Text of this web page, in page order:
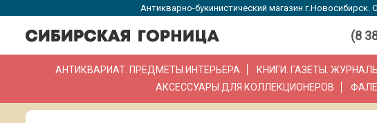
Антикварно-букинистический магазин
(8
АНТИКВАРИАТ. ПРЕДМЕТЫ ИНТЕРЬЕРА КНИГИ. ГАЗЕТЫ. ЖУРНАЛЫ
АКСЕССУАРЫ ДЛЯ КОЛЛЕКЦИОНЕРОВ